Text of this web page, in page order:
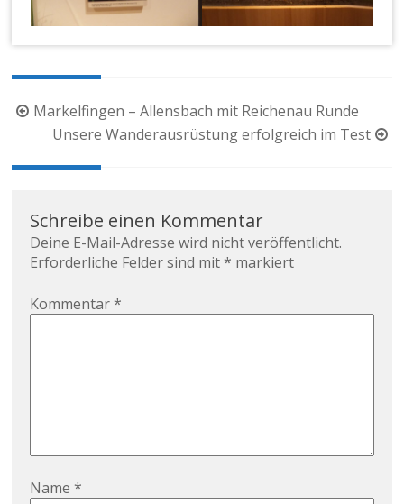
Beitragsnavigation
Markelfingen – Allensbach mit Reichenau Runde
Unsere Wanderausrüstung erfolgreich im Test
Schreibe einen Kommentar
Deine E-Mail-Adresse wird nicht veröffentlicht.
Erforderliche Felder sind mit* markiert
Kommentar*
Name*